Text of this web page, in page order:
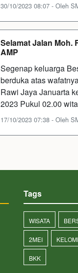
30/10/2023 08:07 - Oleh
Selamat Jalan Moh.
AMP
Segenap keluarga
berduka atas
Rawi Jaya Januarta
2023 Pukul 02.00
17/10/2023 07:38 - Oleh
Tags
WISATA
2MEI
BKK